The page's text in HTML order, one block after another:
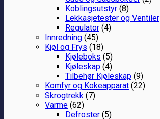
Koblingsutstyr (8)
Lekkasjetester og Ventiler
Regulator (4)
Innredning (45)
Kjøl og Frys (18)
Kjøleboks (5)
Kjøleskap (4)
Tilbehør Kjøleskap (9)
Komfyr og Kokeapparat (22)
Skrogtrekk (7)
Varme (62)
Defroster (5)